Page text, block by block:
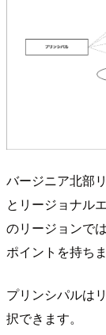
バージニア北部
とリージョナル
のリージョンで
ポイントを持ちま
プリンシパルは
択できます。